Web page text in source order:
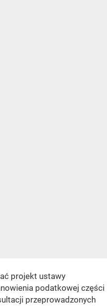
projekt ustawy
podatkowej części
przeprowadzonych